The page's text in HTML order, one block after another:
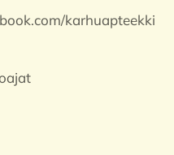
karhuapteekki